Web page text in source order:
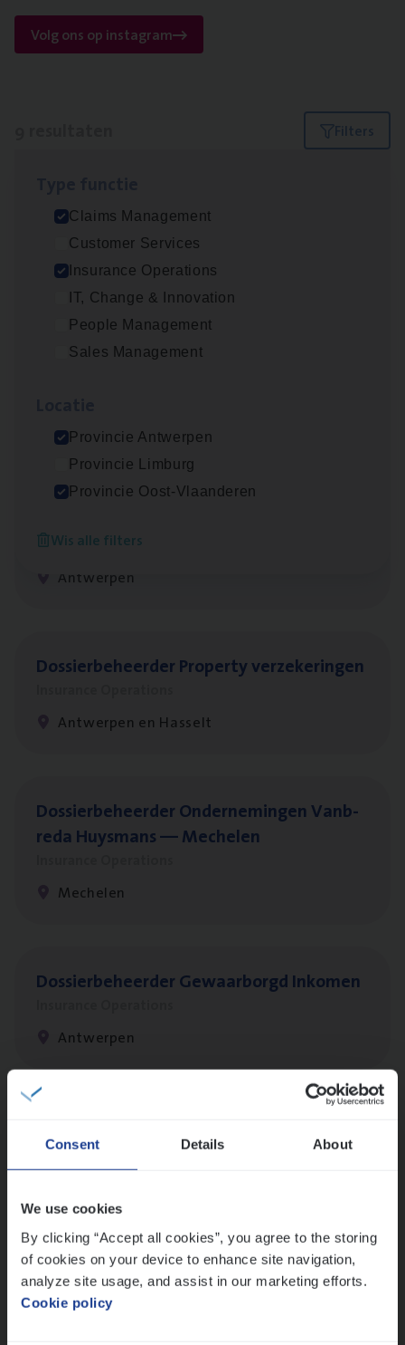
Consent Details About
We use cookies
By clicking “Accept all cookies”, you agree to the storing
of cookies on your device to enhance site navigation,
analyze site usage, and assist in our marketing efforts.
Cookie policy
Volg ons op instagram
Filters
Claims Management
Customer Services
Insurance Operations
IT, Change & Innovation
People Management
Sales Management
Provincie Antwerpen
Provincie Limburg
Provincie Oost-Vlaanderen
Wis alle filters
Scha­de­be­heer­der verzekeringen
Claims Management
Sint-Niklaas/Temse
Scha­de Expert Fleet
Dos­sier­be­heer­der ver­ze­ke­rin­gen — Soci­al
Insurance Operations
Antwerpen
Dos­sier­be­heer­der Pro­per­ty verzekeringen
Antwerpen en Hasselt
Dos­sier­be­heer­der Onder­ne­min­gen Van­b­
re­da Huys­mans — Mechelen
Mechelen
Dos­sier­be­heer­der Gewaar­borgd Inkomen
Antwerpen
Insurance Operations
Claims­hand­ler Fleet&Bike
Claims Management